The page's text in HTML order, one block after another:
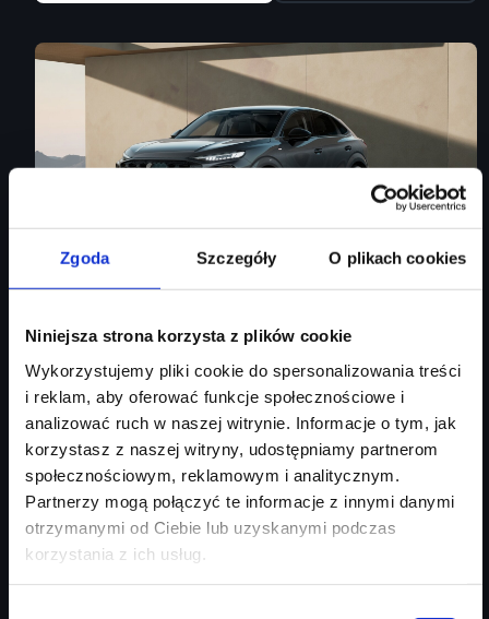
Zgoda Szczegóły O plikach cookies
Niniejsza strona korzysta z plików cookie
Wykorzystujemy pliki cookie do spersonalizowania treści
i reklam, aby oferować funkcje społecznościowe i
analizować ruch w naszej witrynie. Informacje o tym, jak
korzystasz z naszej witryny, udostępniamy partnerom
społecznościowym, reklamowym i analitycznym.
Partnerzy mogą połączyć te informacje z innymi danymi
otrzymanymi od Ciebie lub uzyskanymi podczas
korzystania z ich usług.
Audi Q3 Sportback
Audi Q3 Sportback
Rok produkcji2026
Moc silnika 150KM
benzyna
Typ nadwoziaSUV
Salon Audi Centrum Gdańsk